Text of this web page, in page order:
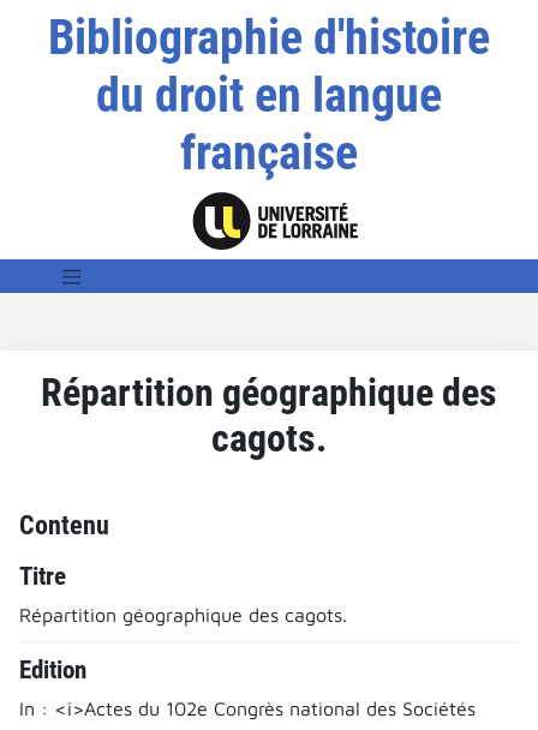
Bibliographie d'histoire
du droit en langue
française
Répartition géographique des
cagots.
Contenu
Titre
Répartition géographique des cagots.
Edition
In : <i>Actes du 102e Congrès national des Sociétés